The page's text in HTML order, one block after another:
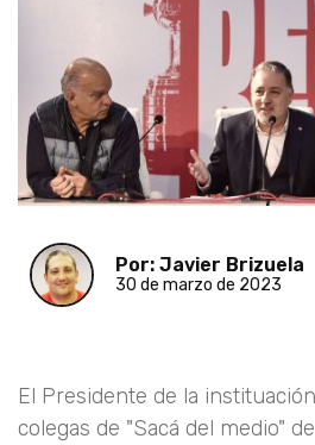
Por: Javier Brizuela
30 de marzo de 2023
El Presidente de la
colegas de "Sacá del medio"